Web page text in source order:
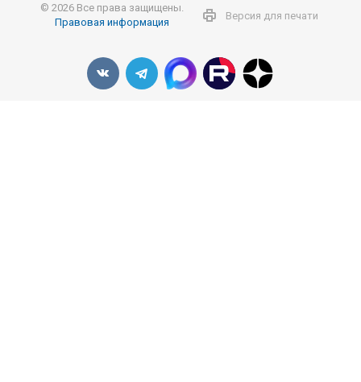
© 2026 Все права защищены.
Правовая информация
Версия для печати